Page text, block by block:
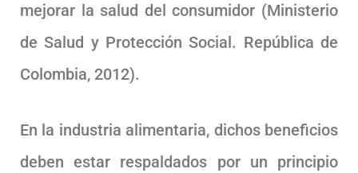
mejorar la salud del consumidor (Ministerio
de Salud y Protección Social. República de
Colombia, 2012).
En la industria alimentaria, dichos beneficios
deben estar respaldados por un principio